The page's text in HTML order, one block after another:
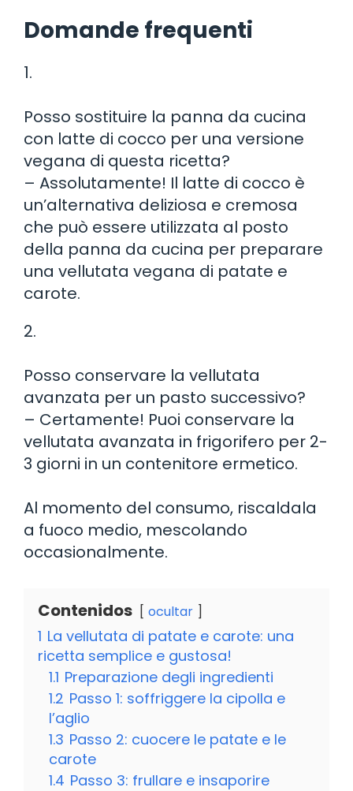
Domande frequenti
1.
Posso sostituire la panna da cucina
con latte di cocco per una versione
vegana di questa ricetta?
– Assolutamente! Il latte di cocco è
un’alternativa deliziosa e cremosa
che può essere utilizzata al posto
della panna da cucina per preparare
una vellutata vegana di patate e
carote.
2.
Posso conservare la vellutata
avanzata per un pasto successivo?
– Certamente! Puoi conservare la
vellutata avanzata in frigorifero per 2-
3 giorni in un contenitore ermetico.
Al momento del consumo, riscaldala
a fuoco medio, mescolando
occasionalmente.
Contenidos ocultar
1 La vellutata di patate e carote: una
ricetta semplice e gustosa!
1.1 Preparazione degli ingredienti
1.2 Passo 1: soffriggere la cipolla e
l’aglio
1.3 Passo 2: cuocere le patate e le
carote
1.4 Passo 3: frullare e insaporire